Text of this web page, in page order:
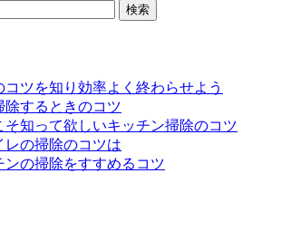
検索
コツを知り効率よく終わらせよう
除するときのコツ
そ知って欲しいキッチン掃除のコツ
レの掃除のコツは
ンの掃除をすすめるコツ